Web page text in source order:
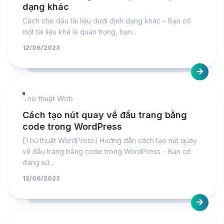
dạng khác
Cách che dấu tài liệu dưới định dạng khác – Bạn có
một tài liệu khá là quan trọng, bạn...
12/06/2023
9
Thủ thuật Web
Cách tạo nút quay về đầu trang bằng
code trong WordPress
[Thủ thuật WordPress] Hướng dẫn cách tạo nút quay
về đầu trang bằng code trong WordPress – Bạn có
đang sử...
12/06/2023